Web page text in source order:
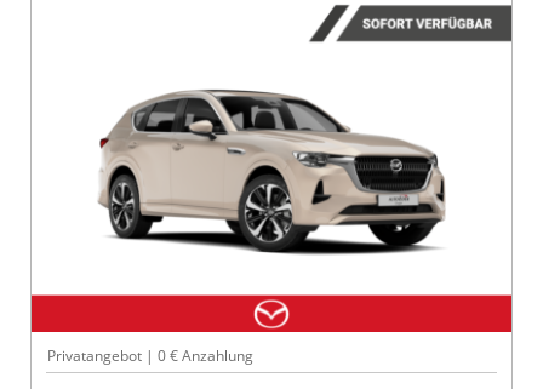
Privatangebot | 0 € Anzahlung